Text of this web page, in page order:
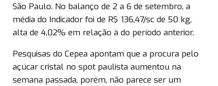
São Paulo. No balanço de 2 a 6 de setembro, a
média do Indicador foi de R$ 136,47/sc de 50 kg,
alta de 4,02% em relação à do período anterior.
Pesquisas do Cepea apontam que a procura pelo
açúcar cristal no spot paulista aumentou na
semana passada, porém, não parece ser um